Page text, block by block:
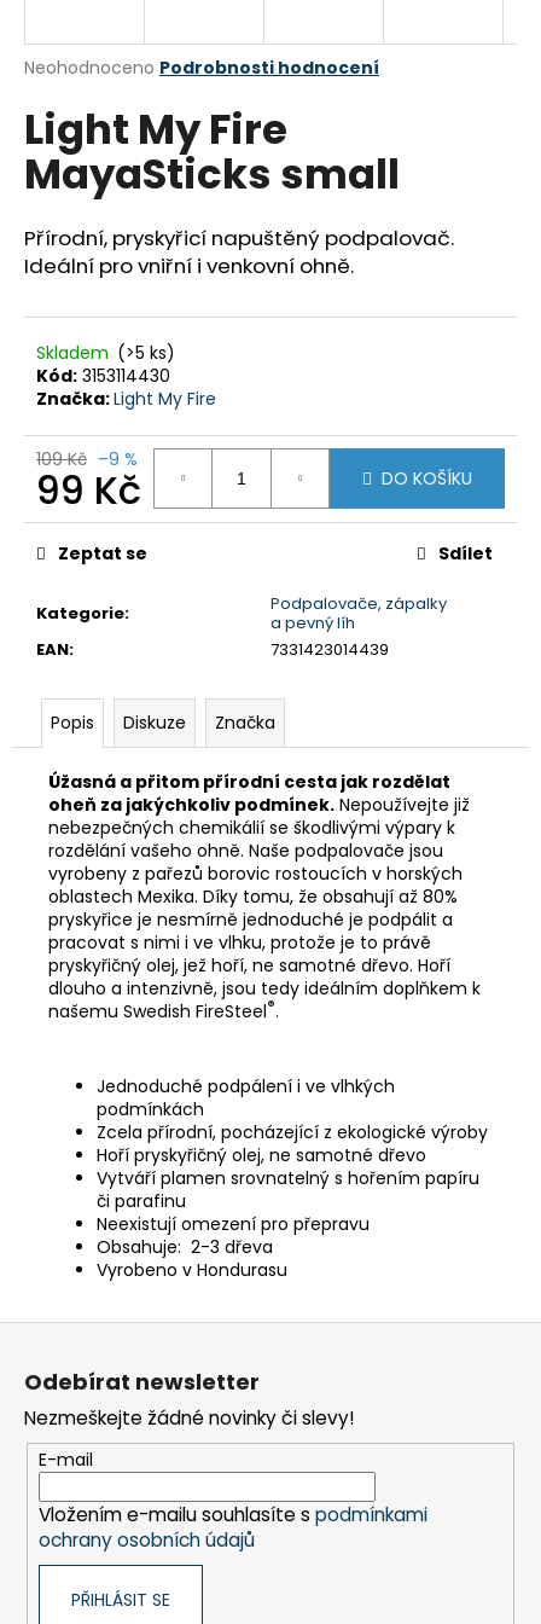
Průměrné
produktu
je
0,0
hvězdiček.
Neohodnoceno Podrobnosti hodnocení
Light My Fire
MayaSticks small
Přírodní, pryskyřicí napuštěný podpalovač.
Ideální pro vniřní i venkovní ohně.
Skladem (>5 ks)
Kód: 3153114430
Značka:Light My Fire
109 Kč –9 %
99 Kč
Měrná
cena:
DO KOŠÍKU
Kategorie:
Podpalovače, zápalky
a pevný líh
EAN: 7331423014439
Zeptat se Sdílet
Popis Diskuze Značka
Úžasná a přitom přírodní cesta jak rozdělat
oheň za jakýchkoliv podmínek. Nepoužívejte již
nebezpečných chemikálií se škodlivými výpary k
rozdělání vašeho ohně. Naše podpalovače jsou
vyrobeny z pařezů borovic rostoucích v horských
oblastech Mexika. Díky tomu, že obsahují až 80%
pryskyřice je nesmírně jednoduché je podpálit a
pracovat s nimi i ve vlhku, protože je to právě
pryskyřičný olej, jež hoří, ne samotné dřevo. Hoří
dlouho a intenzivně, jsou tedy ideálním doplňkem k
našemu Swedish FireSteel®.
Jednoduché podpálení i ve vlhkých
podmínkách
Zcela přírodní, pocházející z ekologické výroby
Hoří pryskyřičný olej, ne samotné dřevo
Vytváří plamen srovnatelný s hořením papíru
či parafinu
Neexistují omezení pro přepravu
Obsahuje: 2-3 dřeva
Vyrobeno v Hondurasu
j
t
?
HLEDAT
D
o
p
o
u
č
e
m
SPACÁK
TRIMM
NORD
750
184
Kč
Původně:
980
Z
Odebírat newsletter
Nezmeškejte žádné novinky či slevy!
E-mail
Vložením e-mailu souhlasíte s podmínkami
ochrany osobních údajů
PŘIHLÁSIT SE